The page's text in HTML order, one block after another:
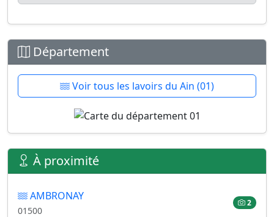
Département
Voir tous les lavoirs du Ain (01)
À proximité
AMBRONAY
01500
2